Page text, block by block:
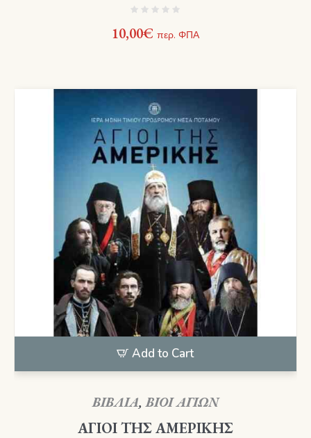
10,00€ περ. ΦΠΑ
Add to Cart
ΒΙΒΛΙΑ,ΒΙΟΙ ΑΓΙΩΝ
ΑΓΙΟΙ ΤΗΣ ΑΜΕΡΙΚΗΣ